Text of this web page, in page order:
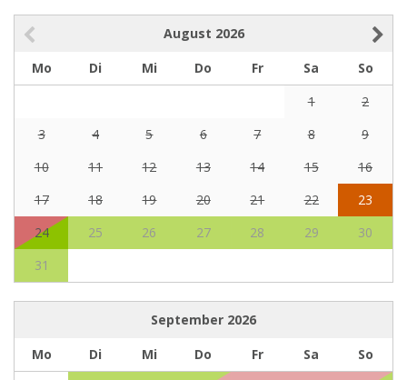
August 2026
Mo
Di Mi Do Fr Sa
So
1
2
3
4 5 6 7 8
9
10
11 12 13 14 15
16
17
18 19 20 21 22
23
24
25 26 27 28 29
30
31
September 2026
Mo
Di Mi Do Fr Sa
So